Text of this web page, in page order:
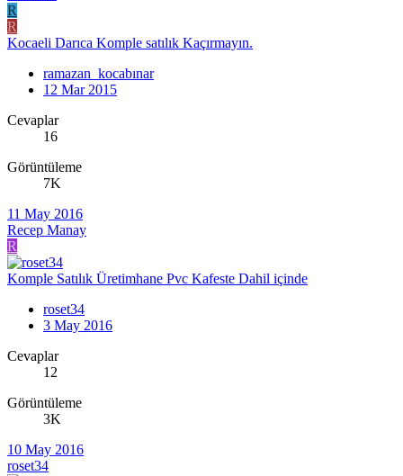
R
R
Kocaeli Darıca Komple satılık Kaçırmayın.
ramazan_kocabınar
12 Mar 2015
Cevaplar
16
Görüntüleme
7K
11 May 2016
Recep Manay
R
Komple Satılık Üretimhane Pvc Kafeste Dahil içinde
roset34
3 May 2016
Cevaplar
12
Görüntüleme
3K
10 May 2016
roset34